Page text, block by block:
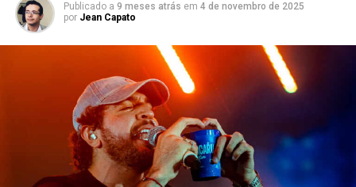
Publicado a 9 meses atrás em 4 de novembro de 2025
por Jean Capato